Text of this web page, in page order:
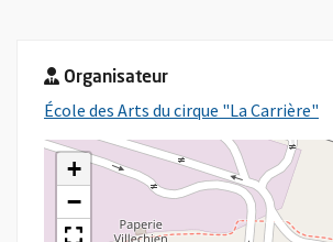
Organisateur
École des Arts du cirque "La Carrière"
+
−